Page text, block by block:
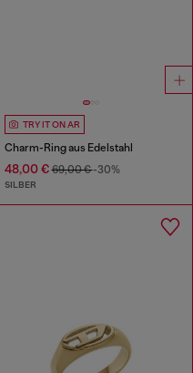
TRY IT ON AR
Charm-Ring aus Edelstahl
48,00 €69,00 €-30%
SILBER